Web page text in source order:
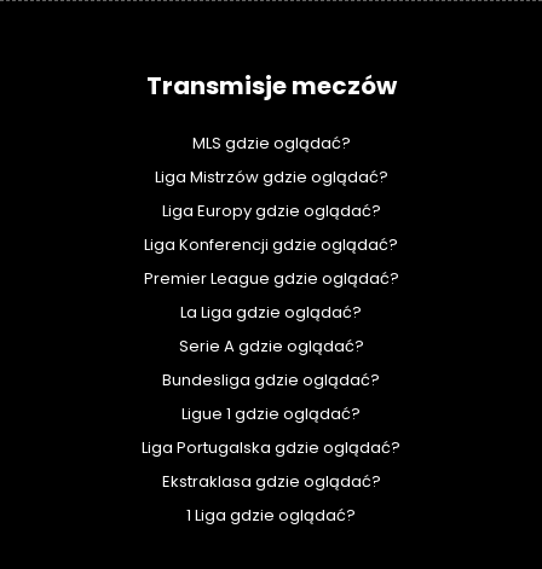
Transmisje meczów
MLS gdzie oglądać?
Liga Mistrzów gdzie oglądać?
Liga Europy gdzie oglądać?
Liga Konferencji gdzie oglądać?
Premier League gdzie oglądać?
La Liga gdzie oglądać?
Serie A gdzie oglądać?
Bundesliga gdzie oglądać?
Ligue 1 gdzie oglądać?
Liga Portugalska gdzie oglądać?
Ekstraklasa gdzie oglądać?
1 Liga gdzie oglądać?